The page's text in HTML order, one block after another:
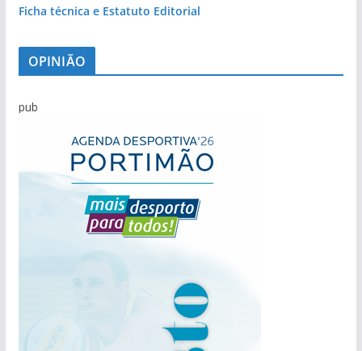
Ficha técnica e Estatuto Editorial
OPINIÃO
pub